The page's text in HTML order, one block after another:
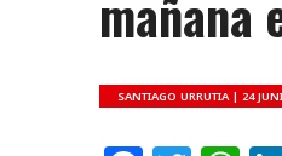
mañana
SANTIAGO URRUTIA |24